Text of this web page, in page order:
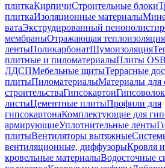
плиткаКирпичиСтроительные блоки
плиткаИзоляционные материалы
ватаЭкструдированный
мембраныОтражающая теплоизоляция
лентыПоликарбонатШумоизоляция
плитные и пиломатериалыПлиты OSB
ЛДСПМебельные щитыТеррасные
плитыПиломатериалыМатериалы для
строительстваГипсокартон
листыЦементные плитыПрофили для
гипсокартонаКомплектующие для
армирующиеУплотнительные ленты
плитыВентиляторы вытяжные
вентиляционные, диффузорыКровля
кровельные материалыВодосточные